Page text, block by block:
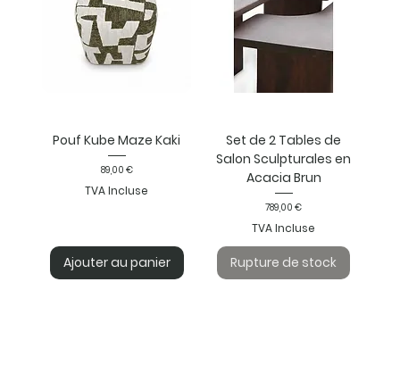
Pouf Kube Maze Kaki
Prix
89,00 €
TVA Incluse
Ajouter au panier
Set de 2 Tables de
Salon Sculpturales en
Acacia Brun
Prix
789,00 €
TVA Incluse
Rupture de stock